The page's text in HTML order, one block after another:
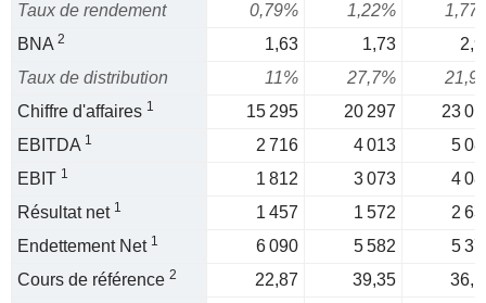
Taux de rendement
0,79% 1,22%
BNA 2 1,63 1,73
Taux de distribution
11% 27,7%
Chiffre d'affaires 1 15 295 20 297
23
EBITDA 1 2 716 4 013
5
EBIT 1 1 812 3 073
4
Résultat net 1 1 457 1 572
2
Endettement Net 1 6 090 5 582
5
Cours de référence 2 22,87 39,35